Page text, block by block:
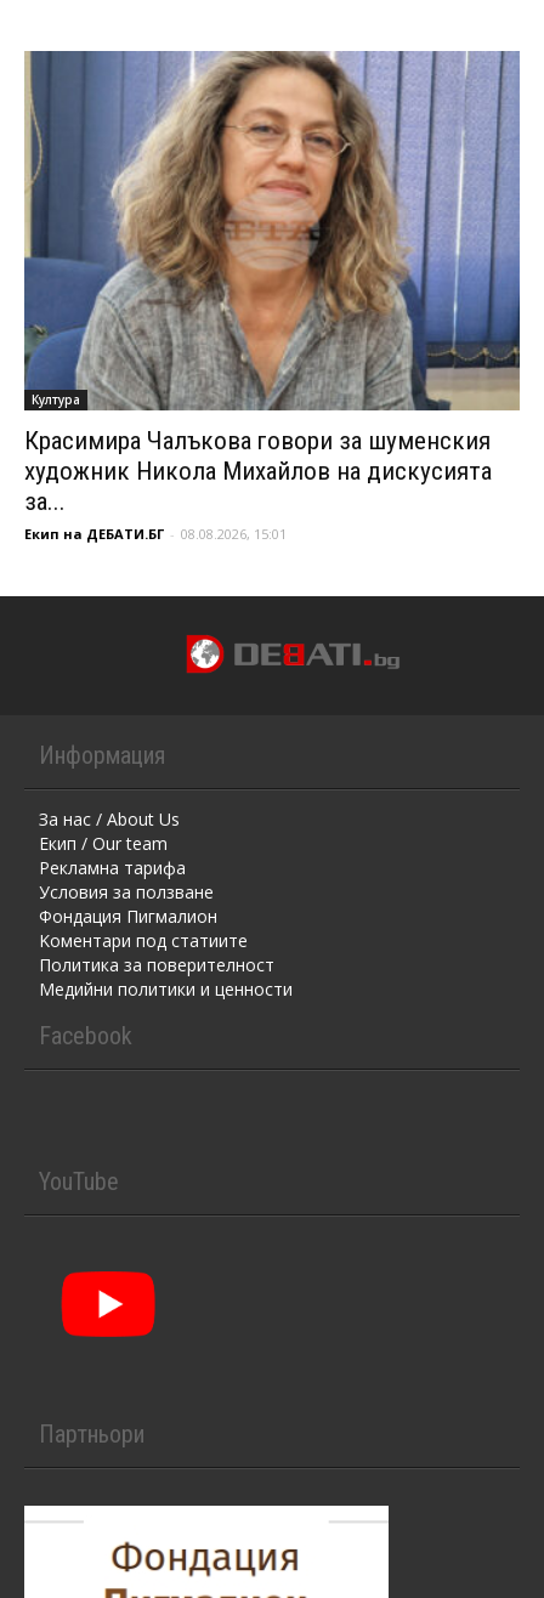
Култура
Красимира Чалъкова говори за шуменския
художник Никола Михайлов на дискусията
за...
Екип на ДЕБАТИ.БГ - 08.08.2026, 15:01
Информация
За нас / About Us
Екип / Our team
Рекламна тарифа
Условия за ползване
Фондация Пигмалион
Kоментaри под статиите
Политика за поверителност
Медийни политики и ценности
Facebook
YouTube
Партньори